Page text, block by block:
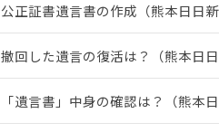
公正証書遺言書の作成（熊本日日
撤回した遺言の復活は？（熊本日
「遺言書」中身の確認は？（熊